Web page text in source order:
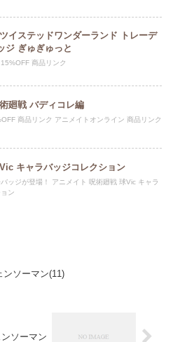
イステッドワンダーランド トレーデ
ジ ぎゅぎゅっと
商品リンク
廻戦 バディコレ編
商品リンク アニメイトオンライン 商品リンク
キャラバッジコレクション
ッジが登場！ アニメイト 呪術廻戦 球Vic キャラ
ン
ンソーマン(11)
ソーマン